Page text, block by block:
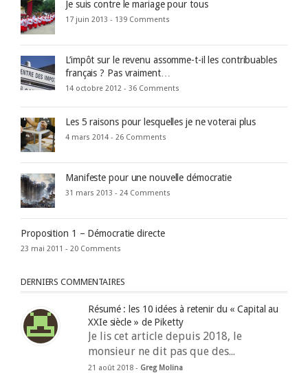
Je suis contre le mariage pour tous
17 juin 2013 - 139 Comments
L’impôt sur le revenu assomme-t-il les contribuables
français ? Pas vraiment…
14 octobre 2012 - 36 Comments
Les 5 raisons pour lesquelles je ne voterai plus
4 mars 2014 - 26 Comments
Manifeste pour une nouvelle démocratie
31 mars 2013 - 24 Comments
Proposition 1 – Démocratie directe
23 mai 2011 - 20 Comments
DERNIERS COMMENTAIRES
Résumé : les 10 idées à retenir du « Capital au
XXIe siècle » de Piketty
Je lis cet article depuis 2018, le
monsieur ne dit pas que des...
21 août 2018 - Greg Molina